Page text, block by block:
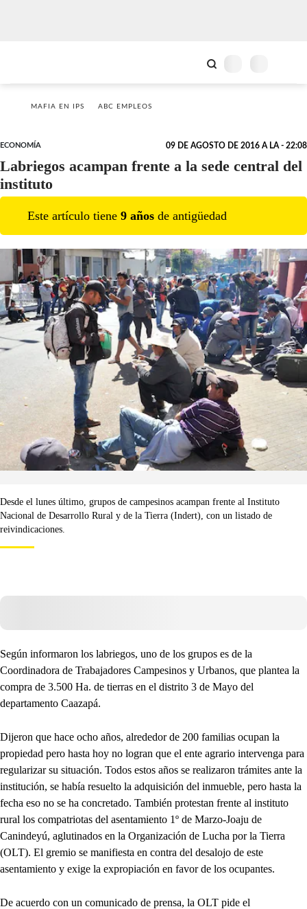
MAFIA EN IPS ABC EMPLEOS
ECONOMÍA 09 DE AGOSTO DE 2016 A LA - 22:08
Labriegos acampan frente a la sede central del
instituto
Este artículo tiene 9 años de antigüedad
Desde el lunes último, grupos de campesinos acampan frente al Instituto
Nacional de Desarrollo Rural y de la Tierra (Indert), con un listado de
reivindicaciones.
Según informaron los labriegos, uno de los grupos es de la
Coordinadora de Trabajadores Campesinos y Urbanos, que plantea la
compra de 3.500 Ha. de tierras en el distrito 3 de Mayo del
departamento Caazapá.
Dijeron que hace ocho años, alrededor de 200 familias ocupan la
propiedad pero hasta hoy no logran que el ente agrario intervenga para
regularizar su situación. Todos estos años se realizaron trámites ante la
institución, se había resuelto la adquisición del inmueble, pero hasta la
fecha eso no se ha concretado. También protestan frente al instituto
rural los compatriotas del asentamiento 1º de Marzo-Joaju de
Canindeyú, aglutinados en la Organización de Lucha por la Tierra
(OLT). El gremio se manifiesta en contra del desalojo de este
asentamiento y exige la expropiación en favor de los ocupantes.
De acuerdo con un comunicado de prensa, la OLT pide el